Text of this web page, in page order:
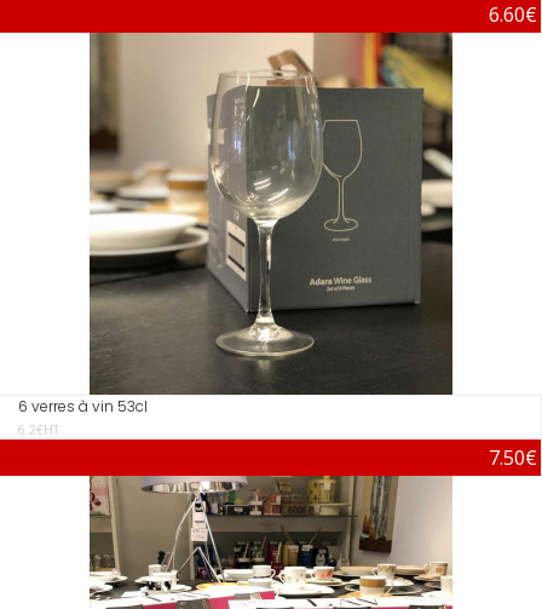
6.60€
6 verres à vin 53cl
6.2€HT
7.50€